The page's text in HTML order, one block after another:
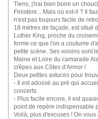
Tiens, j'irai bien boire un
Finistère... Mais où est-il ? Il
n'est pas toujours facile de
18 mètres de façade, est situé
Luther King, proche du
forme ce que l'on a coutume
petite scène. Ses voisins sont
Maine et Loire du camarade
crêpes aux Côtes d'Armor !
Deux petites astuces pour
- Il est adossé au pré qui
concerts.
- Plus facile encore, il est
point de repère indispensable
Voilà, plus d'excuses ! On